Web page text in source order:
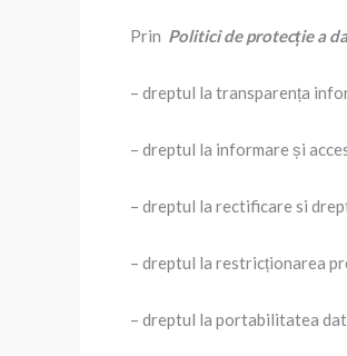
Prin Politici de protecție a
– dreptul la transparența
– dreptul la informare și
– dreptul la rectificare si
– dreptul la restricționarea
– dreptul la portabilitatea